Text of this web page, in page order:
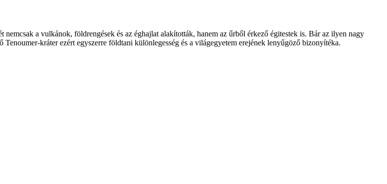
a vulkánok, földrengések és az éghajlat alakították, hanem az űrből érkező égitestek is. Bár az ilyen nagy
kráter ezért egyszerre földtani különlegesség és a világegyetem erejének lenyűgöző bizonyítéka.